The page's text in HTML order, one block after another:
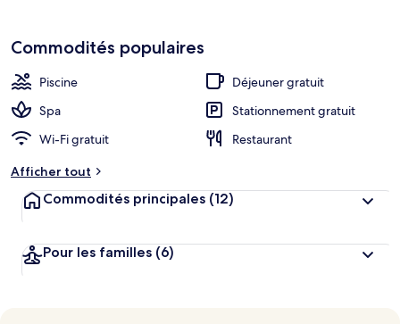
Commodités populaires
Piscine
Déjeuner gratuit
Spa
Stationnement gratuit
Wi-Fi gratuit
Restaurant
Afficher tout
Commodités principales (12)
Pour les familles (6)